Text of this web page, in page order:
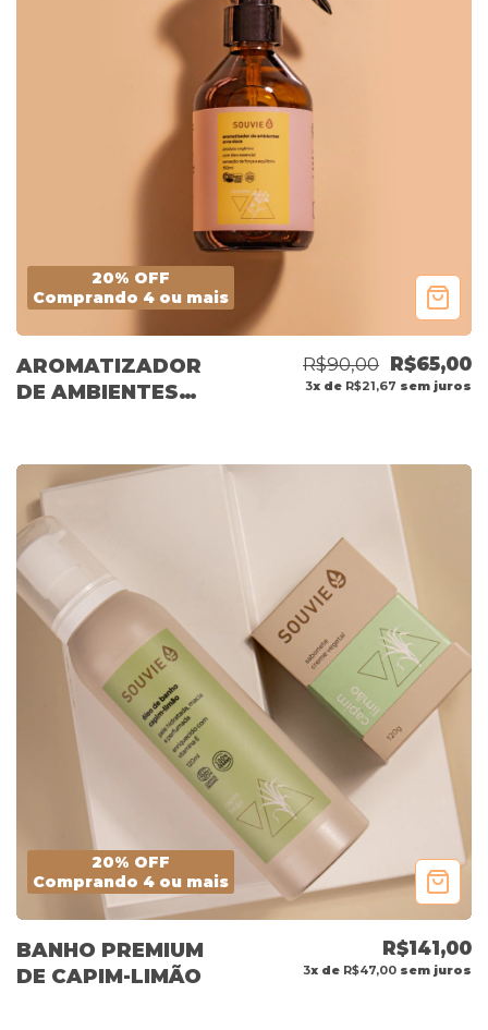
20% OFF
Comprando 4 ou mais
AROMATIZADOR
DE AMBIENTES
R$90,00 R$65,00
3x de R$21,67 sem juros
20% OFF
Comprando 4 ou mais
BANHO PREMIUM
DE CAPIM-LIMÃO
R$141,00
3x de R$47,00 sem juros